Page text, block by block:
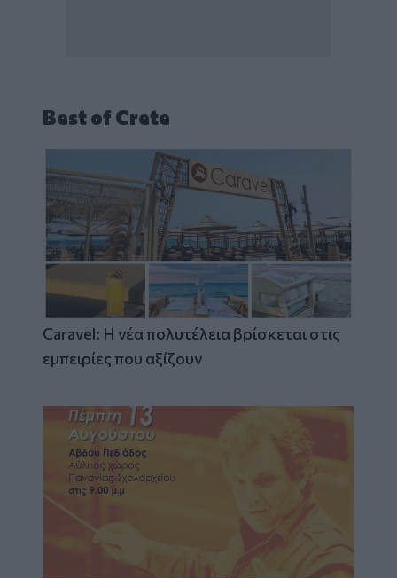
Best of Crete
Caravel: Η νέα πολυτέλεια βρίσκεται στις
εμπειρίες που αξίζουν